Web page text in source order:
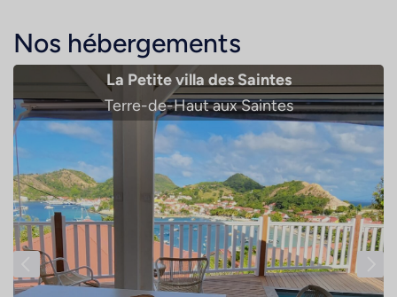
Nos hébergements
La Petite villa des Saintes
Terre-de-Haut aux Saintes